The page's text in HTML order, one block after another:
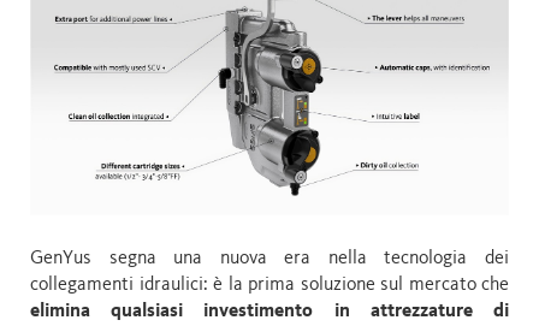
GenYus segna una nuova era nella tecnologia dei
collegamenti idraulici: è la prima soluzione sul mercato che
elimina qualsiasi investimento in attrezzature di